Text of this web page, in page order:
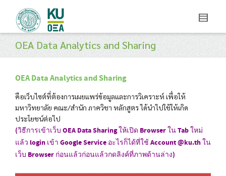
OEA Data Analytics and Sharing
OEA Data Analytics and Sharing
คือเว็บไซต์ที่ต้องการเผยแพร่ข้อมูลและการวิเคราะห์ เพื่อให้
มหาวิทยาลัย คณะ/สำนัก ภาควิชา หลักสูตร ได้นำไปใช้ให้เกิด
ประโยชน์ต่อไป
(วิธีการเข้าเว็บ OEA Data Sharing ให้เปิด Browser ใน Tab ใหม่
แล้ว login เข้า Google Service อะไรก็ได้ที่ใช้ Account @ku.th ใน
เว็บ Browser ก่อนแล้วก่อนแล้วกดลิงค์ที่ภาพด้านล่าง)